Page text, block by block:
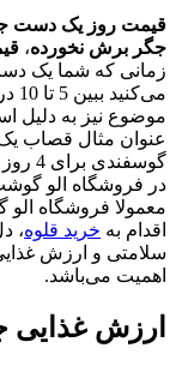
قیمت روز یک دست
جگر برش نخورده،
زمانی که شما یک
موضوع نیز به دلیل
عنوان مثال قصاب
در فروشگاه الو
اقدام به خرید قلوه،
سلامتی و ارزش
اهمیت می‌باشد.
ارزش